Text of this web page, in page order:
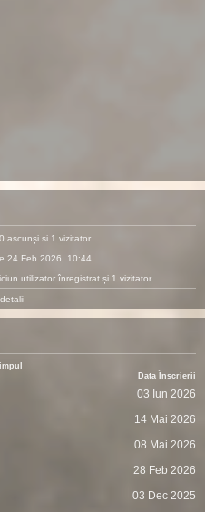
ascunși și 1 vizitator
24 Feb 2026, 10:44
utilizator înregistrat și 1 vizitator
Data Înscrierii
03 Iun 2026
14 Mai 2026
08 Mai 2026
28 Feb 2026
03 Dec 2025